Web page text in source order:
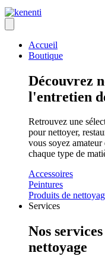
Accueil
Boutique
Découvrez
l'entretien
Retrouvez une
pour nettoyer,
vous soyez
chaque type de
Accessoires
Peintures
Produits de
Services
Nos
nettoyage